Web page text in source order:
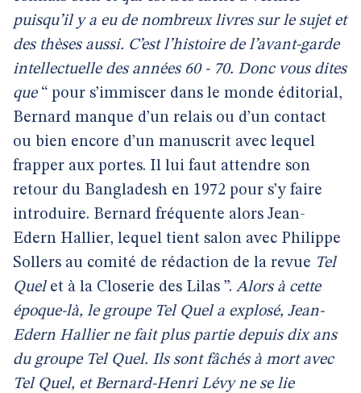
puisqu’il y a eu de nombreux livres sur le sujet et
des thèses aussi. C’est l’histoire de l’avant-garde
intellectuelle des années 60 - 70. Donc vous dites
que“ pour s’immiscer dans le monde éditorial,
Bernard manque d’un relais ou d’un contact
ou bien encore d’un manuscrit avec lequel
frapper aux portes. Il lui faut attendre son
retour du Bangladesh en 1972 pour s’y faire
introduire. Bernard fréquente alors Jean-
Edern Hallier, lequel tient salon avec Philippe
Sollers au comité de rédaction de la revue Tel
Quelet à la Closerie des Lilas ”. Alors à cette
époque-là, le groupe Tel Quel a explosé, Jean-
Edern Hallier ne fait plus partie depuis dix ans
du groupe Tel Quel. Ils sont fâchés à mort avec
Tel Quel, et Bernard-Henri Lévy ne se lie